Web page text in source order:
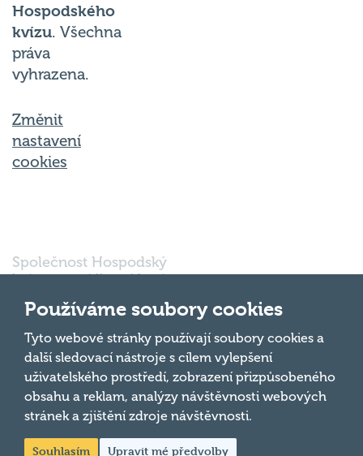
Hospodského
kvízu. Všechna
práva
vyhrazena.
Změnit
nastavení
cookies
Společnost Hospodský
kvíz s.r.o., sídlem Nové
602 00 Brno, IČ:
03980138, DIČ:
CZ03980138 je vedena
pod spisovou značkou
a oddílem 90428 C u
Krajského soudu v
Brně.
Nahoru
Používáme soubory cookies
Tyto webové stránky používají soubory cookies a
další sledovací nástroje s cílem vylepšení
uživatelského prostředí, zobrazení přizpůsobeného
obsahu a reklam, analýzy návštěvnosti webových
stránek a zjištění zdroje návštěvnosti.
Souhlasím Upravit mé předvolby